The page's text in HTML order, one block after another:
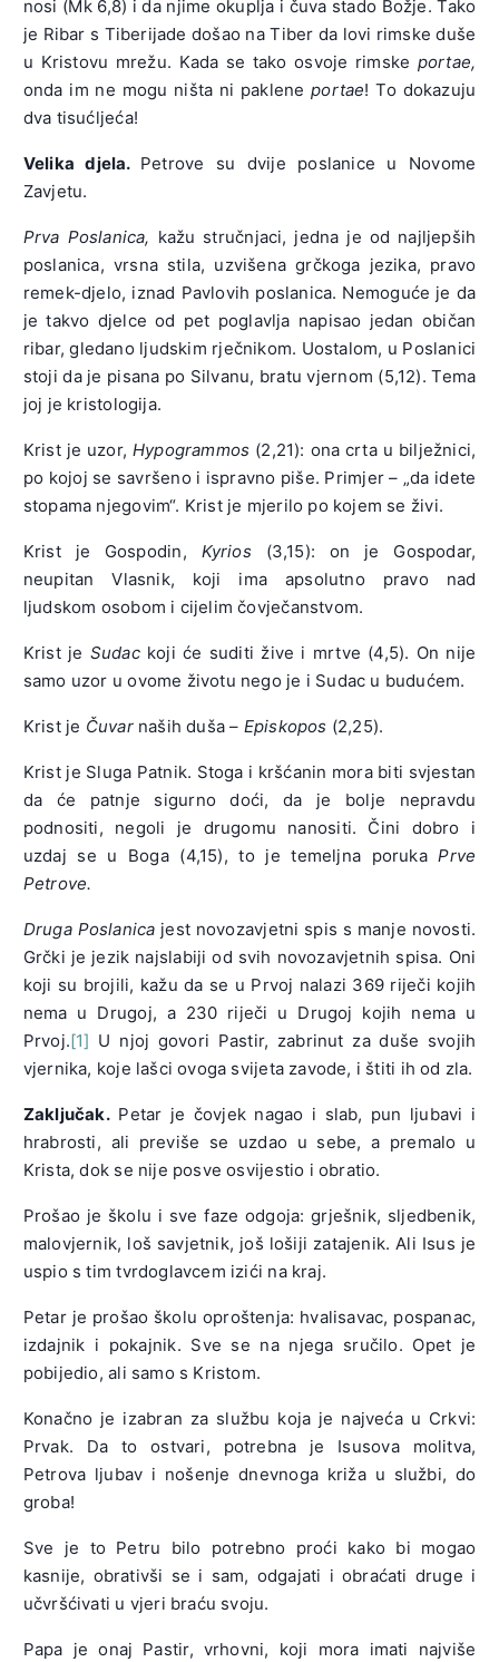
nosi (Mk 6,8) i da njime okuplja i čuva stado Božje. Tako
je Ribar s Tiberijade došao na Tiber da lovi rimske duše
u Kristovu mrežu. Kada se tako osvoje rimske portae,
onda im ne mogu ništa ni pakleneportae! To dokazuju
dva tisućljeća!
Velika djela. Petrove su dvije poslanice u Novome
Zavjetu.
Prva Poslanica, kažu stručnjaci, jedna je od najljepših
poslanica, vrsna stila, uzvišena grčkoga jezika, pravo
remek-djelo, iznad Pavlovih poslanica. Nemoguće je da
je takvo djelce od pet poglavlja napisao jedan običan
ribar, gledano ljudskim rječnikom. Uostalom, u Poslanici
stoji da je pisana po Silvanu, bratu vjernom (5,12). Tema
joj je kristologija.
Krist je uzor, Hypogrammos (2,21): ona crta u bilježnici,
po kojoj se savršeno i ispravno piše. Primjer – „da idete
stopama njegovim“. Krist je mjerilo po kojem se živi.
Krist je Gospodin, Kyrios(3,15): on je Gospodar,
neupitan Vlasnik, koji ima apsolutno pravo nad
ljudskom osobom i cijelim čovječanstvom.
Krist je Sudackoji će suditi žive i mrtve (4,5). On nije
samo uzor u ovome životu nego je i Sudac u budućem.
Krist je Čuvar naših duša – Episkopos (2,25).
Krist je Sluga Patnik. Stoga i kršćanin mora biti svjestan
da će patnje sigurno doći, da je bolje nepravdu
podnositi, negoli je drugomu nanositi. Čini dobro i
uzdaj se u Boga (4,15), to je temeljna porukaPrve
Petrove.
Druga Poslanica jest novozavjetni spis s manje novosti.
Grčki je jezik najslabiji od svih novozavjetnih spisa. Oni
koji su brojili, kažu da se u Prvoj nalazi 369 riječi kojih
nema u Drugoj, a 230 riječi u Drugoj kojih nema u
Prvoj.[1] U njoj govori Pastir, zabrinut za duše svojih
vjernika, koje lašci ovoga svijeta zavode, i štiti ih od zla.
Zaključak.Petar je čovjek nagao i slab, pun ljubavi i
hrabrosti, ali previše se uzdao u sebe, a premalo u
Krista, dok se nije posve osvijestio i obratio.
Prošao je školu i sve faze odgoja: grješnik, sljedbenik,
malovjernik, loš savjetnik, još lošiji zatajenik. Ali Isus je
uspio s tim tvrdoglavcem izići na kraj.
Petar je prošao školu oproštenja: hvalisavac, pospanac,
izdajnik i pokajnik. Sve se na njega sručilo. Opet je
pobijedio, ali samo s Kristom.
Konačno je izabran za službu koja je najveća u Crkvi:
Prvak. Da to ostvari, potrebna je Isusova molitva,
Petrova ljubav i nošenje dnevnoga križa u službi, do
groba!
Sve je to Petru bilo potrebno proći kako bi mogao
kasnije, obrativši se i sam, odgajati i obraćati druge i
učvršćivati u vjeri braću svoju.
Papa je onaj Pastir, vrhovni, koji mora imati najviše